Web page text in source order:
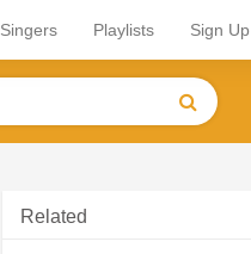
Singers Playlists Sign Up
Related